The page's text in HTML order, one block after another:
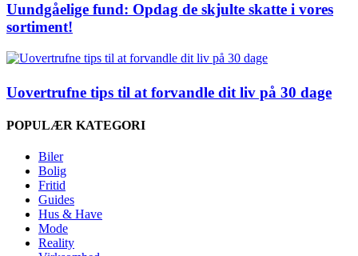
Uundgåelige fund: Opdag de skjulte skatte i vores
sortiment!
Uovertrufne tips til at forvandle dit liv på 30 dage
POPULÆR KATEGORI
Biler
Bolig
Fritid
Guides
Hus & Have
Mode
Reality